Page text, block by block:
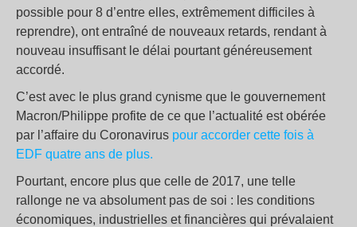
possible pour 8 d’entre elles, extrêmement difficiles à
reprendre), ont entraîné de nouveaux retards, rendant à
nouveau insuffisant le délai pourtant généreusement
accordé.
C’est avec le plus grand cynisme que le gouvernement
Macron/Philippe profite de ce que l’actualité est obérée
par l’affaire du Coronavirus pour accorder cette fois à
EDF quatre ans de plus.
Pourtant, encore plus que celle de 2017, une telle
rallonge ne va absolument pas de soi : les conditions
économiques, industrielles et financières qui prévalaient